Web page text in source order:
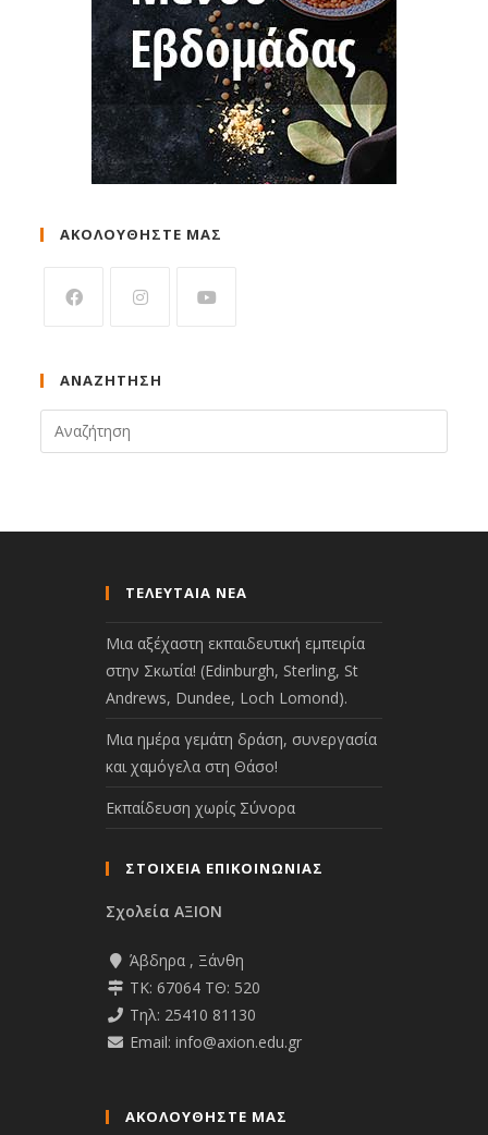
ΑΚΟΛΟΥΘΗΣΤΕ ΜΑΣ
ΑΝΑΖΉΤΗΣΗ
ΤΕΛΕΥΤΑΙΑ ΝΕΑ
Μια αξέχαστη εκπαιδευτική εμπειρία
στην Σκωτία! (Edinburgh, Sterling, St
Andrews, Dundee, Loch Lomond).
Μια ημέρα γεμάτη δράση, συνεργασία
και χαμόγελα στη Θάσο!
Εκπαίδευση χωρίς Σύνορα
ΣΤΟΙΧΕΙΑ ΕΠΙΚΟΙΝΩΝΙΑΣ
Σχολεία ΑΞΙΟΝ
Άβδηρα , Ξάνθη
ΤΚ: 67064 ΤΘ: 520
Τηλ: 25410 81130
Email: info@axion.edu.gr
ΑΚΟΛΟΥΘΉΣΤΕ ΜΑΣ